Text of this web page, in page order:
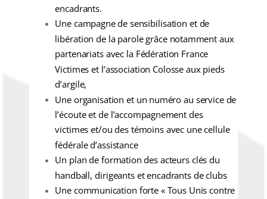
encadrants.
Une campagne de sensibilisation et de
libération de la parole grâce notamment aux
partenariats avec la Fédération France
Victimes et l’association Colosse aux pieds
d’argile,
Une organisation et un numéro au service de
l’écoute et de l’accompagnement des
victimes et/ou des témoins avec une cellule
fédérale d’assistance
Un plan de formation des acteurs clés du
handball, dirigeants et encadrants de clubs
Une communication forte « Tous Unis contre